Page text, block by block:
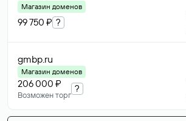
Магазин доменов
99 750 ₽ ?
gmbp.ru
Магазин доменов
206 000 ₽
Возможен торг
?